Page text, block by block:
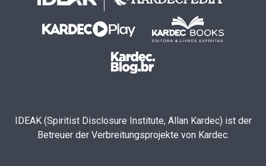
IDEAK (Spiritist Disclosure Institute, Allan Kardec) ist der
Betreuer der Verbreitungsprojekte von Kardec.